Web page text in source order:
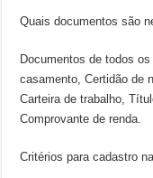
Quais documentos são
Documentos de todos
casamento, Certidão de
Carteira de trabalho,
Comprovante de renda.
Critérios para cadastro